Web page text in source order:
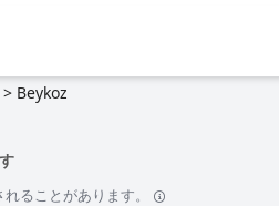
> Beykoz
ることがあります。